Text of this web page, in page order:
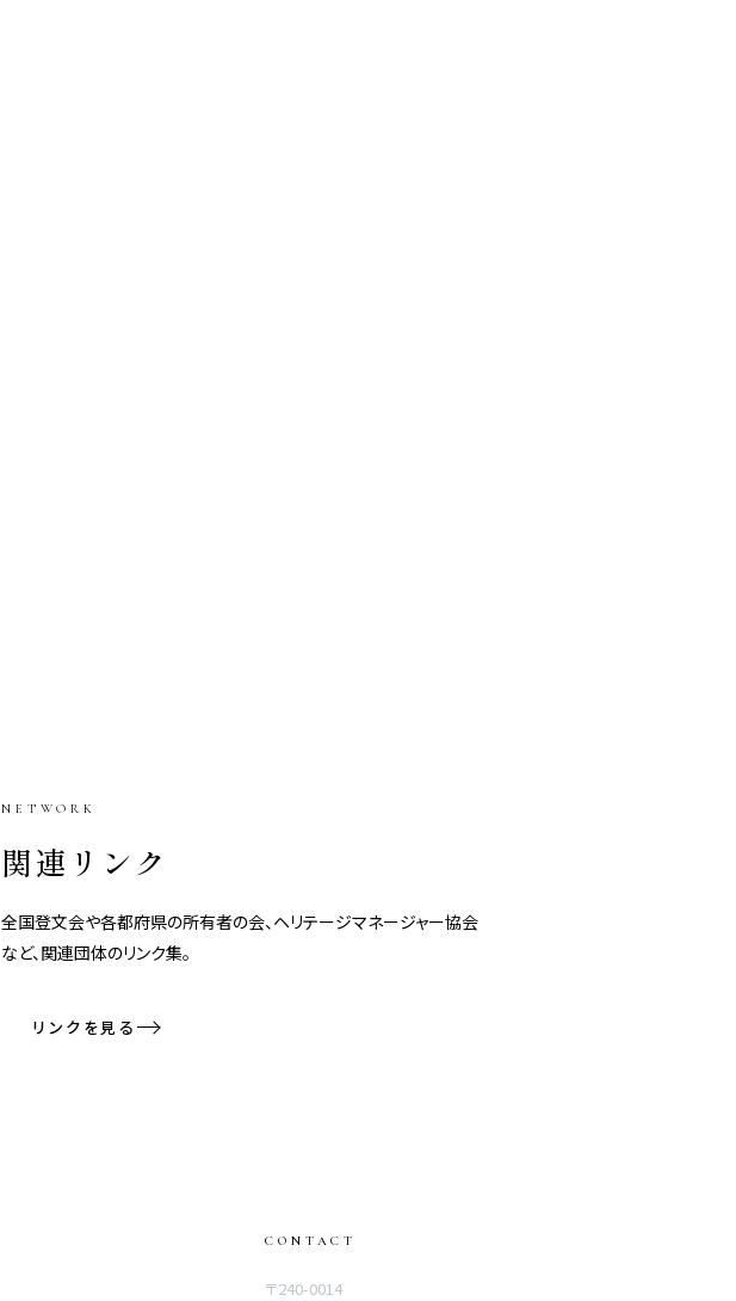
NETWORK
関連リンク
全国登文会や各都府県の所有者の会、ヘリテージマネージャー協会
など、関連団体のリンク集。
リンクを見る
CONTACT
〒240-0014